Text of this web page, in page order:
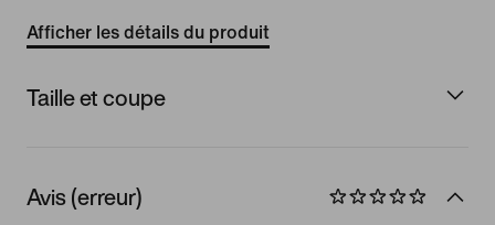
Afficher les détails du produit
Taille et coupe
Avis (erreur)